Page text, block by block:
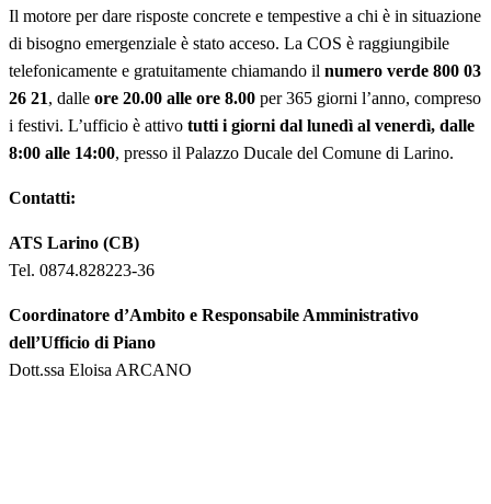
Il motore per dare risposte concrete e tempestive a chi è in situazione
di bisogno emergenziale è stato acceso. La COS è raggiungibile
telefonicamente e gratuitamente chiamando il numero verde 800 03
26 21, dalle ore 20.00 alle ore 8.00 per 365 giorni l’anno, compreso
i festivi. L’ufficio è attivo tutti i giorni dal lunedì al venerdì, dalle
8:00 alle 14:00, presso il Palazzo Ducale del Comune di Larino.
Contatti:
ATS Larino (CB)
Tel. 0874.828223-36
Coordinatore d’Ambito e Responsabile Amministrativo
dell’Ufficio di Piano
Dott.ssa Eloisa ARCANO